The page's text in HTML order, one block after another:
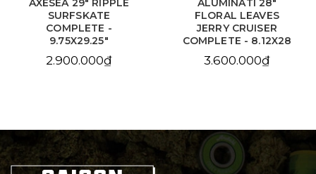
AXESEA 29" RIPPLE
SURFSKATE
COMPLETE -
9.75X29.25"
2.900.000₫
ALUMINATI 28"
FLORAL LEAVES
JERRY CRUISER
COMPLETE - 8.12X28
3.600.000₫